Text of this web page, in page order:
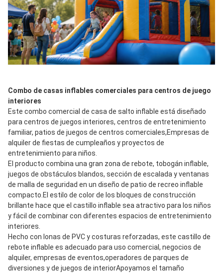
Combo de casas inflables comerciales para centros de juego
interiores
Este combo comercial de casa de salto inflable está diseñado
para centros de juegos interiores, centros de entretenimiento
familiar, patios de juegos de centros comerciales,Empresas de
alquiler de fiestas de cumpleaños y proyectos de
entretenimiento para niños.
El producto combina una gran zona de rebote, tobogán inflable,
juegos de obstáculos blandos, sección de escalada y ventanas
de malla de seguridad en un diseño de patio de recreo inflable
compacto.El estilo de color de los bloques de construcción
brillante hace que el castillo inflable sea atractivo para los niños
y fácil de combinar con diferentes espacios de entretenimiento
interiores.
Hecho con lonas de PVC y costuras reforzadas, este castillo de
rebote inflable es adecuado para uso comercial, negocios de
alquiler, empresas de eventos,operadores de parques de
diversiones y de juegos de interiorApoyamos el tamaño